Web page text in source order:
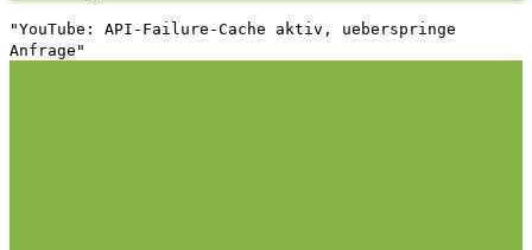
"YouTube: API-Failure-Cache aktiv, ueberspringe
Anfrage"